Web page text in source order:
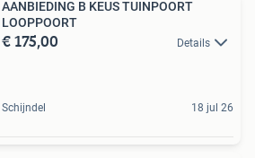
AANBIEDING B KEUS TUINPOORT
LOOPPOORT
€ 175,00 Details
Schijndel 18 jul 26